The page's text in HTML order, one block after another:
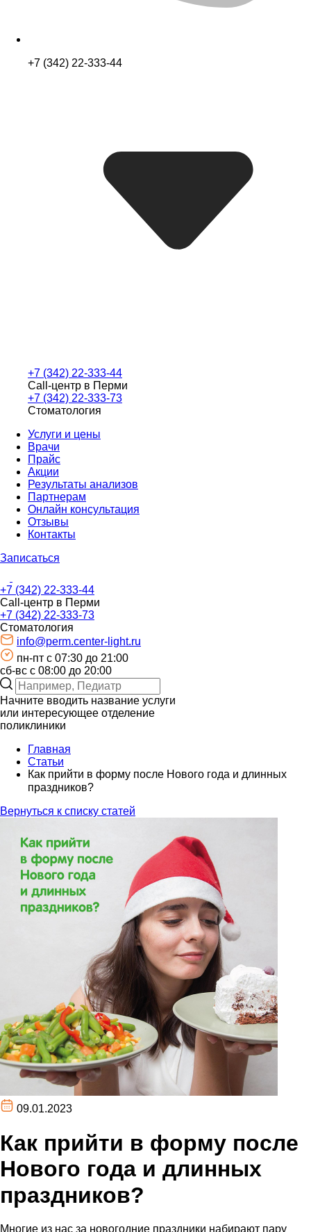
+7 (342) 22-333-44
+7 (342) 22-333-44
Call-центр в Перми
+7 (342) 22-333-73
Стоматология
Услуги и цены
Врачи
Прайс
Акции
Результаты анализов
Партнерам
Онлайн консультация
Отзывы
Контакты
Записаться
+7 (342) 22-333-44
Call-центр в Перми
+7 (342) 22-333-73
Стоматология
info@perm.center-light.ru
пн-пт c 07:30 до 21:00
сб-вс с 08:00 до 20:00
Начните вводить название услуги
или интересующее отделение
поликлиники
Главная
Статьи
Как прийти в форму после Нового года и длинных
праздников?⁣⁣⠀
Вернуться к списку статей
09.01.2023
Как прийти в форму после
Нового года и длинных
праздников?⁣⁣⠀
Многие из нас за новогодние праздники набирают пару